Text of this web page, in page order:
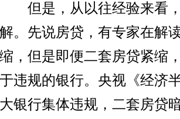
但是，从以往经验来看，
解。先说房贷，有专家在解
缩，但是即便二套房贷紧缩
于违规的银行。央视《经济
大银行集体违规，二套房贷